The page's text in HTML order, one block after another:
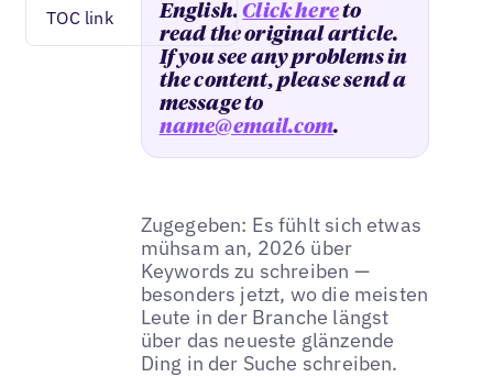
TOC link
English.Click hereto
read the original article.
If you see any problems in
the content, please send a
message to
name@email.com.
Zugegeben: Es fühlt sich etwas
mühsam an, 2026 über
Keywords zu schreiben —
besonders jetzt, wo die meisten
Leute in der Branche längst
über das neueste glänzende
Ding in der Suche schreiben.